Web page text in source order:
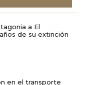
a El
de su extinción
en el transporte